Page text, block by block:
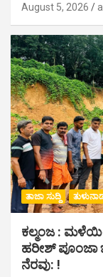
August 5, 2026
ತಾಜಾ ಸುದ್ದಿ
ಕಲ್ಮಂಜ :
ಹರೀಶ್ ಪೂಂಜಾ
ನೆರವು: !